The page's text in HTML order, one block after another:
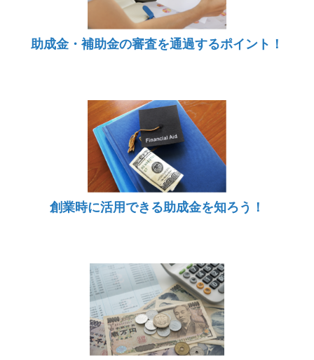
助成金・補助金の審査を通過するポイント！
創業時に活用できる助成金を知ろう！